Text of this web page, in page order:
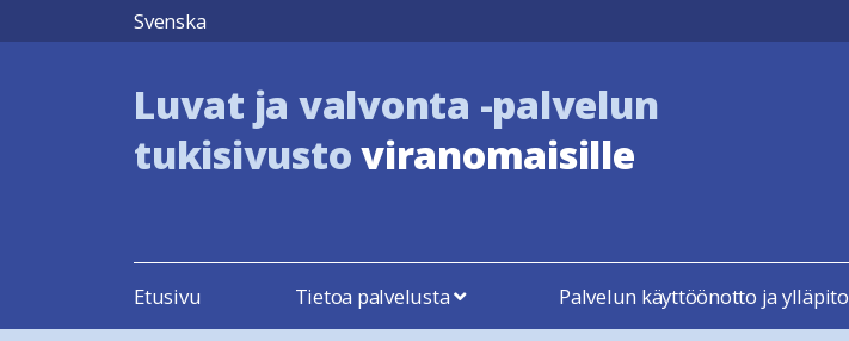
Hyppää sisältöönSvenska
Luvat ja valvonta -palvelun
tukisivustoviranomaisille
Etusivu Tietoa palvelusta Palvelun käyttöönotto ja ylläpito